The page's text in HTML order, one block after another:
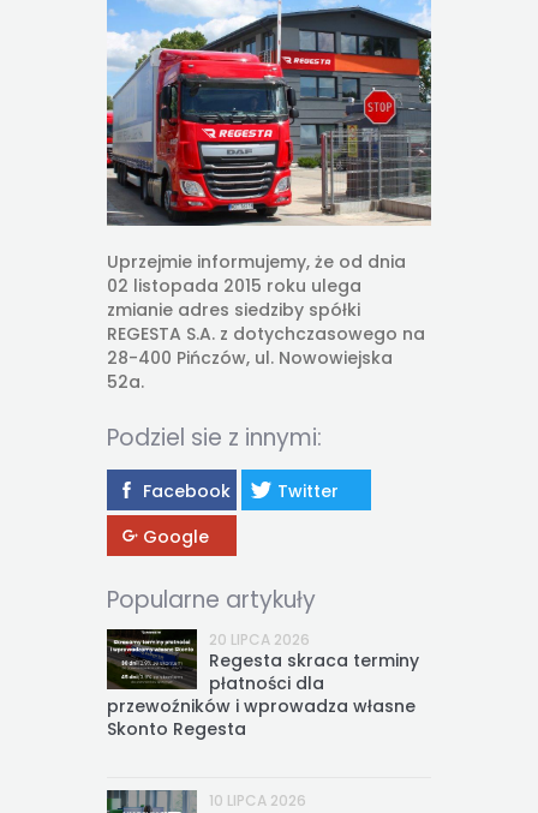
Uprzejmie informujemy, że od dnia
02 listopada 2015 roku ulega
zmianie adres siedziby spółki
REGESTA S.A. z dotychczasowego na
28-400 Pińczów, ul. Nowowiejska
52a.
Podziel sie z innymi:
Facebook
Twitter
Google
Popularne artykuły
20 LIPCA 2026
Regesta skraca terminy
płatności dla
przewoźników i wprowadza własne
Skonto Regesta
10 LIPCA 2026